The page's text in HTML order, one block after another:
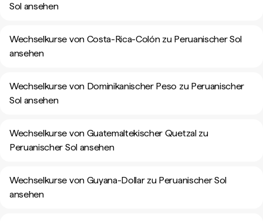
Sol ansehen
Wechselkurse von Costa-Rica-Colón zu Peruanischer Sol
ansehen
Wechselkurse von Dominikanischer Peso zu Peruanischer
Sol ansehen
Wechselkurse von Guatemaltekischer Quetzal zu
Peruanischer Sol ansehen
Wechselkurse von Guyana-Dollar zu Peruanischer Sol
ansehen